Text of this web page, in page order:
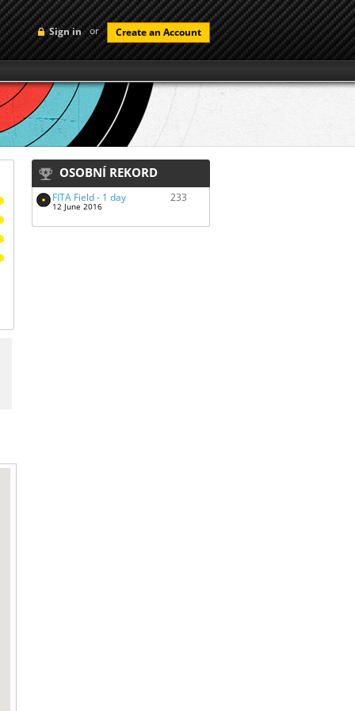
Sign in or Create an Account
OSOBNÍ REKORD
FITA Field - 1 day
12 June 2016
233